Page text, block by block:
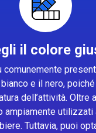
il colore
comunemente
e il nero,
dell’attività. Oltre
ampiamente utilizzati
Tuttavia, puoi